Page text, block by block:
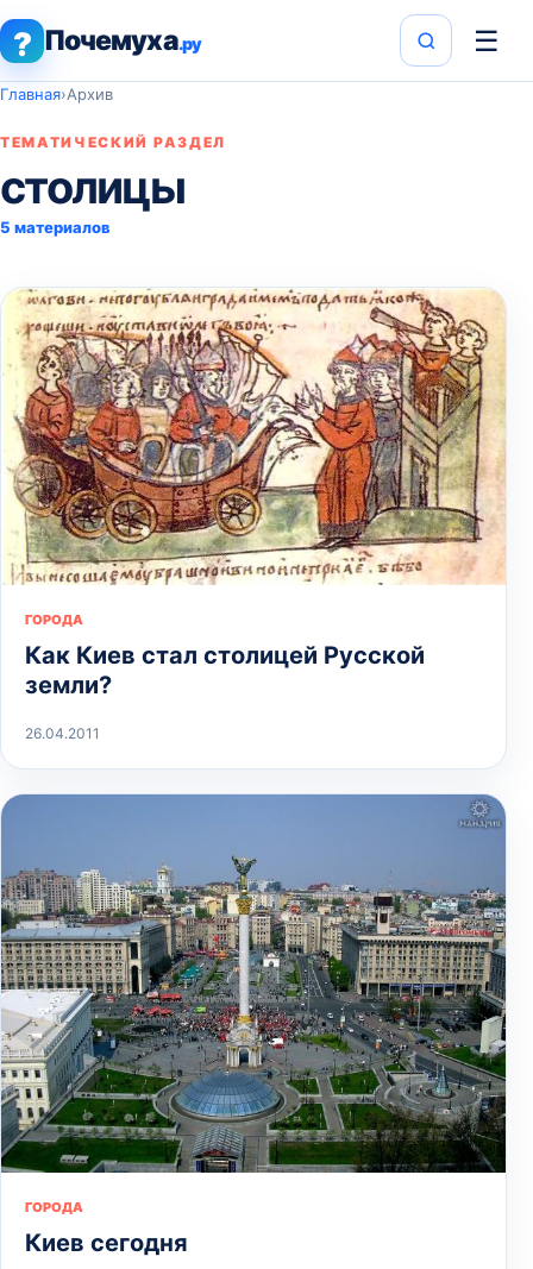
? Почемуха.ру ☰
Главная›Архив
ТЕМАТИЧЕСКИЙ РАЗДЕЛ
столицы
5 материалов
ГОРОДА
Как Киев стал столицей Русской
земли?
26.04.2011
ГОРОДА
Киев сегодня